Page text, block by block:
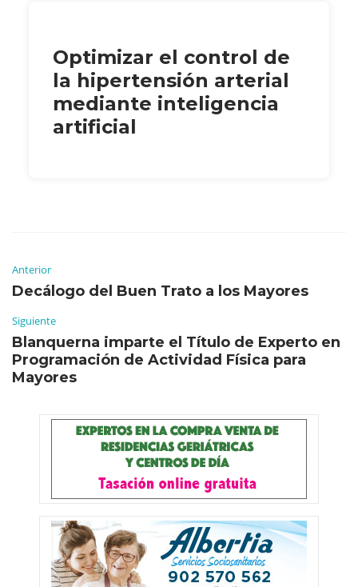
Optimizar el control de
la hipertensión arterial
mediante inteligencia
artificial
Anterior
Decálogo del Buen Trato a los Mayores
Siguiente
Blanquerna imparte el Título de Experto en
Programación de Actividad Física para
Mayores